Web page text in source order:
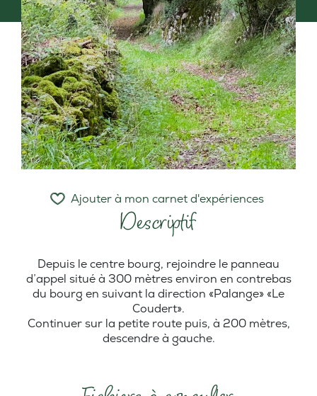
Descriptif
Ajouter à mon carnet d'expériences
Depuis le centre bourg, rejoindre le panneau
d’appel situé à 300 mètres environ en contrebas
du bourg en suivant la direction «Palange» «Le
Coudert».
Continuer sur la petite route puis, à 200 mètres,
descendre à gauche.